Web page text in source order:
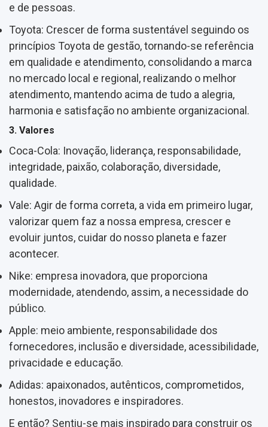
e de pessoas.
Toyota: Crescer de forma sustentável seguindo os
princípios Toyota de gestão, tornando-se referência
em qualidade e atendimento, consolidando a marca
no mercado local e regional, realizando o melhor
atendimento, mantendo acima de tudo a alegria,
harmonia e satisfação no ambiente organizacional.
3. Valores
Coca-Cola: Inovação, liderança, responsabilidade,
integridade, paixão, colaboração, diversidade,
qualidade.
Vale: Agir de forma correta, a vida em primeiro lugar,
valorizar quem faz a nossa empresa, crescer e
evoluir juntos, cuidar do nosso planeta e fazer
acontecer.
Nike: empresa inovadora, que proporciona
modernidade, atendendo, assim, a necessidade do
público.
Apple: meio ambiente, responsabilidade dos
fornecedores, inclusão e diversidade, acessibilidade,
privacidade e educação.
Adidas: apaixonados, autênticos, comprometidos,
honestos, inovadores e inspiradores.
E então? Sentiu-se mais inspirado para construir os